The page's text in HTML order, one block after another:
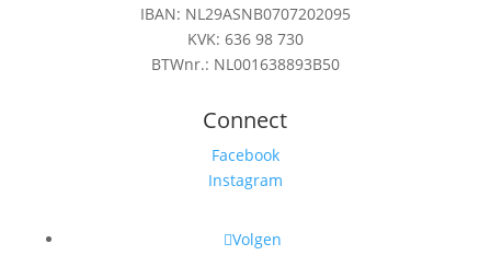
IBAN: NL29ASNB0707202095
KVK: 636 98 730
BTWnr.: NL001638893B50
Connect
Facebook
Instagram
Volgen